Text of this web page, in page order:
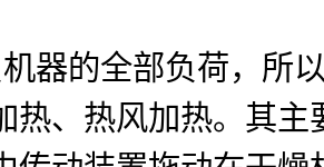
器的全部负荷，所
热、热风加热。其